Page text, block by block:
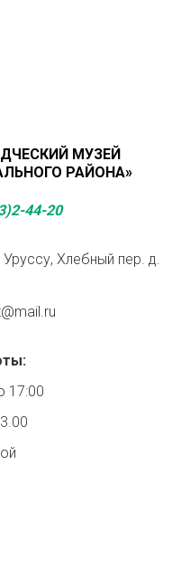
МУЗЕЙ
РАЙОНА»
44-20
Хлебный пер. д.
17:00